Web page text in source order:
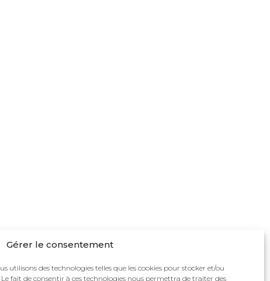
Gérer le consentement
utilisons des technologies telles que les cookies pour stocker et/ou
fait de consentir à ces technologies nous permettra de traiter des